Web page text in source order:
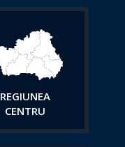
REGIUNEA
CENTRU